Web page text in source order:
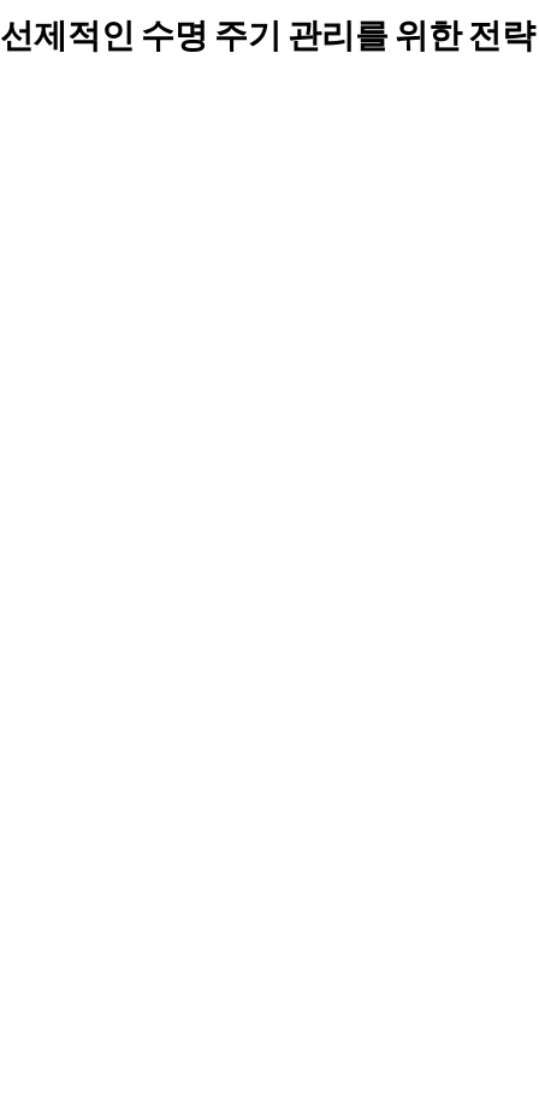
선제적인 수명 주기 관리를 위한 전략